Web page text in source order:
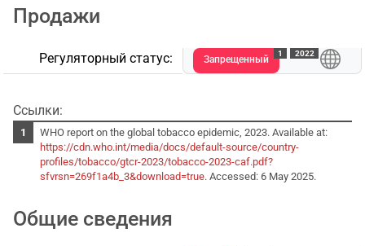
Продажи
Регуляторный статус: Запрещенный
1 2022
Ссылки:
WHO report on the global tobacco epidemic, 2023. Available at:
https://cdn.who.int/media/docs/default-source/country-
profiles/tobacco/gtcr-2023/tobacco-2023-caf.pdf?
sfvrsn=269f1a4b_3&download=true. Accessed: 6 May 2025.
Общие сведения